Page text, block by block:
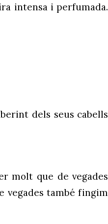
intensa i perfumada.
dels seus cabells
molt que de vegades
vegades també fingim